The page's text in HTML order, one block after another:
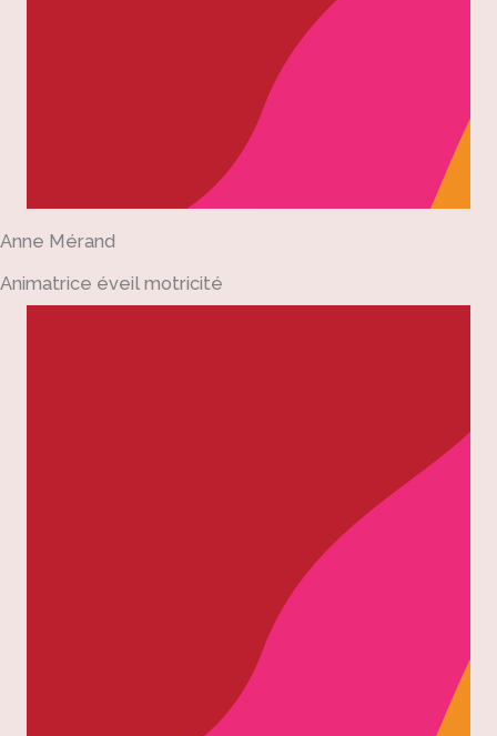
Anne Mérand
Animatrice éveil motricité